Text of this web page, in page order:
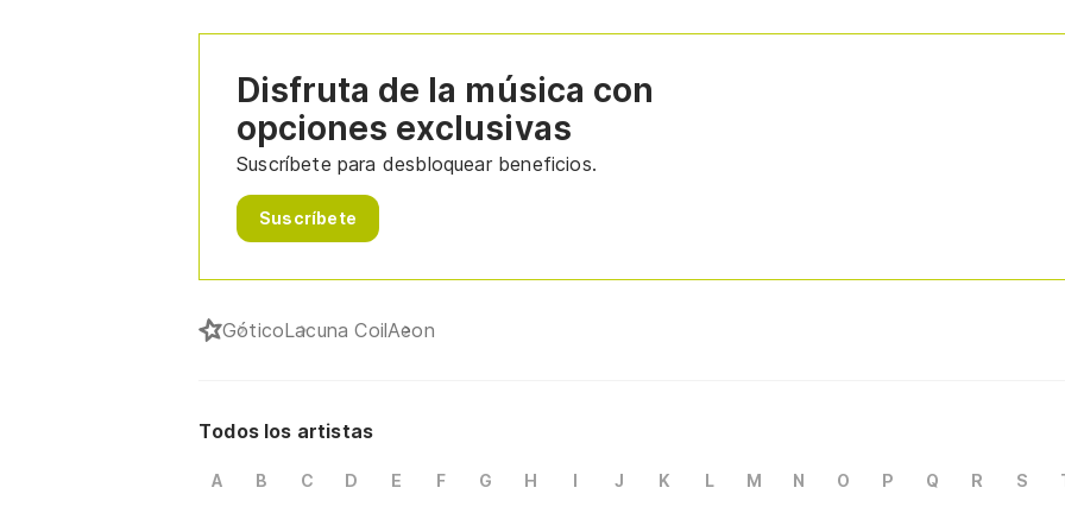
Disfruta de la música con
opciones exclusivas
Suscríbete para desbloquear beneficios.
Suscríbete
GóticoLacuna CoilAeon
Todos los artistas
A B C D E F G H I J K L M N O P Q R S